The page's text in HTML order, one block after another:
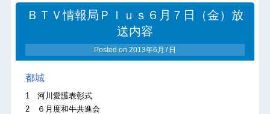
ＢＴＶ情報局Ｐｌｕｓ６月７日（金）放
送内容
Posted on 2013年6月7日
都城
1 河川愛護表彰式
2 ６月度和牛共進会